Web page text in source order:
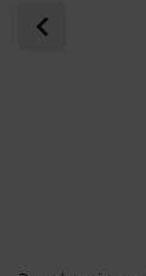
Previous